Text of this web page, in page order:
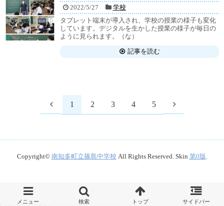
2022/5/27
学校
タブレット端末が導入され、学校の授業の様子も変化
しています。デジタルを生かした授業の様子が毎日の
ように見られます。（な）
記事を読む
1 2 3 4 5
Copyright© 南知多町立篠島中学校 All Rights Reserved. Skin 第0版